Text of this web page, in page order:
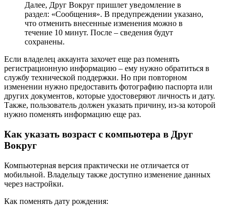
Далее, Друг Вокруг пришлет уведомление в
раздел: «Сообщения». В предупреждении указано,
что отменить внесенные изменения можно в
течение 10 минут. После – сведения будут
сохранены.
Если владелец аккаунта захочет еще раз поменять
регистрационную информацию – ему нужно обратиться в
службу технической поддержки. Но при повторном
изменении нужно предоставить фотографию паспорта или
других документов, которые удостоверяют личность и дату.
Также, пользователь должен указать причину, из-за которой
нужно поменять информацию еще раз.
Как указать возраст с компьютера в Друг
Вокруг
Компьютерная версия практически не отличается от
мобильной. Владельцу также доступно изменение данных
через настройки.
Как поменять дату рождения: